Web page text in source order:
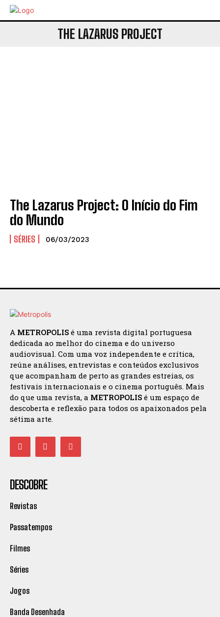
THE LAZARUS PROJECT
The Lazarus Project: O Início do Fim
do Mundo
SÉRIES 06/03/2023
A METROPOLIS é uma revista digital portuguesa
dedicada ao melhor do cinema e do universo
audiovisual. Com uma voz independente e crítica,
reúne análises, entrevistas e conteúdos exclusivos
que acompanham de perto as grandes estreias, os
festivais internacionais e o cinema português. Mais
do que uma revista, a METROPOLIS é um espaço de
descoberta e reflexão para todos os apaixonados pela
sétima arte.
DESCOBRE
Revistas
Passatempos
Filmes
Séries
Jogos
Banda Desenhada